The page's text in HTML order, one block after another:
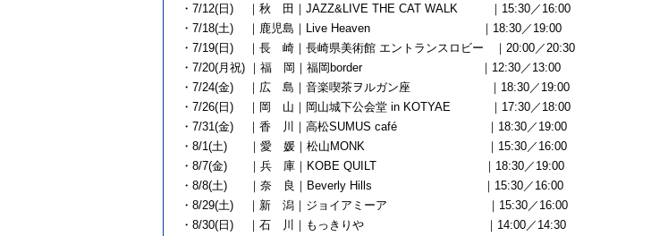
・7/12(日) ｜秋 田｜JAZZ&LIVE THE CAT WALK ｜15:30／16:00
・7/18(土) ｜鹿児島｜Live Heaven ｜18:30／19:00
・7/19(日) ｜長 崎｜長崎県美術館 エントランスロビー ｜20:00／20:30
・7/20(月祝) ｜福 岡｜福岡border ｜12:30／13:00
・7/24(金) ｜広 島｜音楽喫茶ヲルガン座 ｜18:30／19:00
・7/26(日) ｜岡 山｜岡山城下公会堂 in KOTYAE ｜17:30／18:00
・7/31(金) ｜香 川｜高松SUMUS café ｜18:30／19:00
・8/1(土) ｜愛 媛｜松山MONK ｜15:30／16:00
・8/7(金) ｜兵 庫｜KOBE QUILT ｜18:30／19:00
・8/8(土) ｜奈 良｜Beverly Hills ｜15:30／16:00
・8/29(土) ｜新 潟｜ジョイアミーア ｜15:30／16:00
・8/30(日) ｜石 川｜もっきりや ｜14:00／14:30